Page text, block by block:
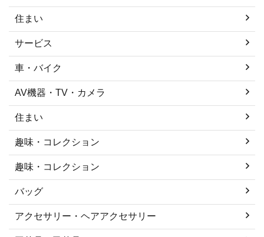
住まい
サービス
車・バイク
AV機器・TV・カメラ
住まい
趣味・コレクション
趣味・コレクション
バッグ
アクセサリー・ヘアアクセサリー